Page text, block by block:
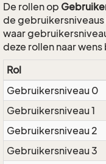
De rollen op
de
waar
deze rollen naar
Rol
Gebruikersniveau 0
Gebruikersniveau 1
Gebruikersniveau 2
Gebruikersniveau 3